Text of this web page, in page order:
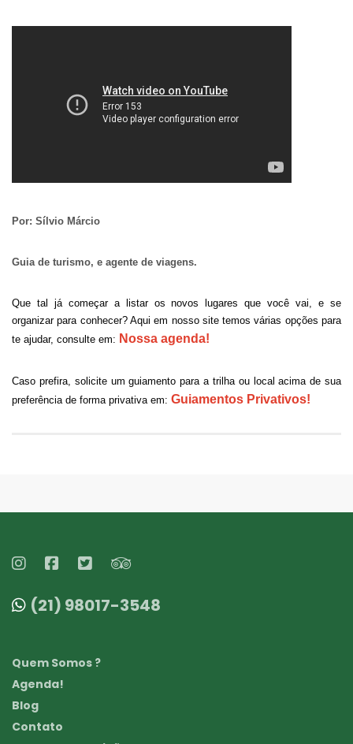
Por: Sílvio Márcio
Guia de turismo, e agente de viagens.
Que tal já começar a listar os novos lugares que você vai, e se
organizar para conhecer? Aqui em nosso site temos várias opções para
te ajudar, consulte em: Nossa agenda!
Caso prefira, solicite um guiamento para a trilha ou local acima de sua
preferência de forma privativa em: Guiamentos Privativos!
(21) 98017-3548
Quem Somos ?
Agenda!
Blog
Contato